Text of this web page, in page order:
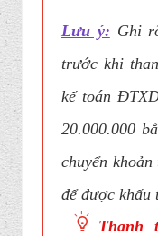
Lưu ý: Ghi
trước khi
kế toán
20.000.000
chuyển
để được khấu
Thanh